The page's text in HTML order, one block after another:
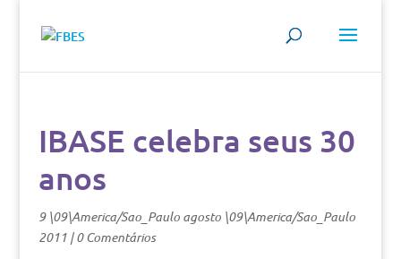
IBASE celebra seus 30
anos
9 \09\America/Sao_Paulo agosto \09\America/Sao_Paulo
2011|0 Comentários